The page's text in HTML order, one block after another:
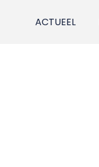
ACTUEEL